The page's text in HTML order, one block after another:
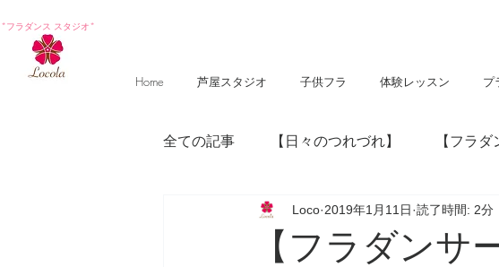
*フラダンス スタジオ*
Home 芦屋スタジオ 子供フラ 体験レッスン プ
全ての記事 【日々のつれづれ】 【フラダ
【photography 】 【poem】 【神社
【フラダンサ
Loco 2019年1月11日 読了時間: 2分